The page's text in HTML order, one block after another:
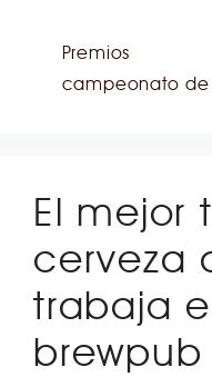
Premios
campeonato de
El mejor
cerveza
trabaja
brewpub